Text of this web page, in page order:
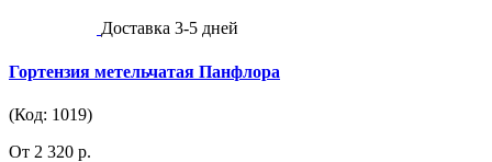
Доставка 3-5 дней
Гортензия метельчатая Панфлора
(Код: 1019)
От 2 320 р.